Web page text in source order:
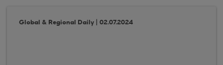
Global & Regional Daily | 02.07.2024